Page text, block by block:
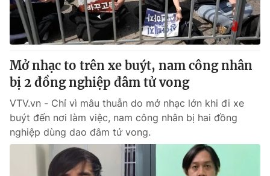
® Cấm sao chép dưới mọi hình thức nếu không có sự chấp
thông tin từ website này.
Mở nhạc to trên xe buýt, nam công nhân
bị 2 đồng nghiệp đâm tử vong
VTV.vn - Chỉ vì mâu thuẫn do mở nhạc lớn khi đi xe
buýt đến nơi làm việc, nam công nhân bị hai đồng
nghiệp dùng dao đâm tử vong.